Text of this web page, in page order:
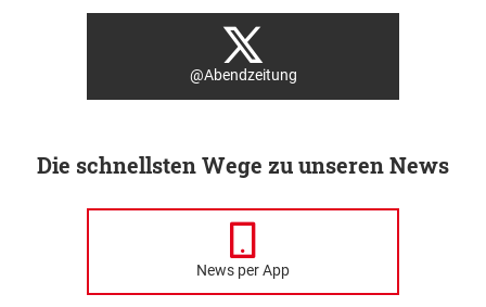
@Abendzeitung
Die schnellsten Wege zu unseren News
News per App